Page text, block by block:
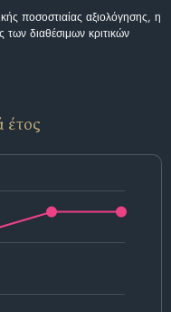
ποσοστιαίας αξιολόγησης, η
των διαθέσιμων κριτικών
έτος